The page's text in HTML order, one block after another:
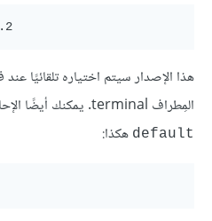
هذا الإصدار سيتم اختياره تلقائيًا
المِطراف terminal. يمكنك أيضًا الإحالة إليه باستخدام الاسم
default هكذا: